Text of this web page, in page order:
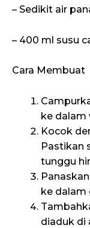
– Sedikit air
– 400 ml susu
Cara Membuat
ke dalam
Kocok
Pastikan
tunggu
ke dalam
diaduk di